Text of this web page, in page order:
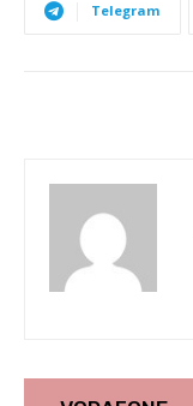
Telegram